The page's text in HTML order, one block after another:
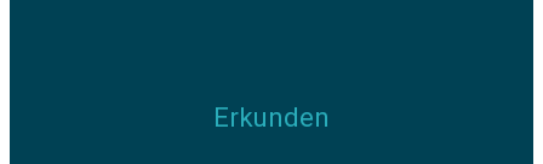
Erkunden